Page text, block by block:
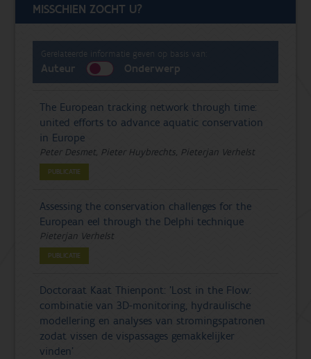
MISSCHIEN ZOCHT U?
Gerelateerde informatie geven op basis van:
Auteur Onderwerp
The European tracking network through time:
united efforts to advance aquatic conservation
in Europe
Peter Desmet, Pieter Huybrechts, Pieterjan Verhelst
PUBLICATIE
Assessing the conservation challenges for the
European eel through the Delphi technique
Pieterjan Verhelst
PUBLICATIE
Doctoraat Kaat Thienpont: 'Lost in the Flow:
combinatie van 3D-monitoring, hydraulische
modellering en analyses van stromingspatronen
zodat vissen de vispassages gemakkelijker
vinden'